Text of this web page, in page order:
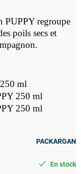
PUPPY regroupe
poils secs et
ml
250 ml
250 ml
PACKARGAN
En stock